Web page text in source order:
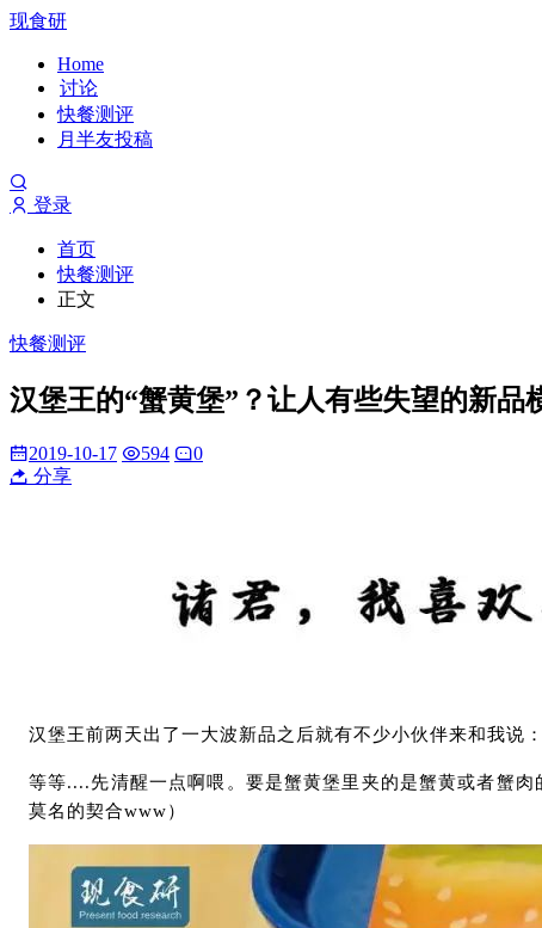
现食研
Home
讨论
快餐测评
月半友投稿
登录
首页
快餐测评
正文
快餐测评
汉堡王的“蟹黄堡”？让人有些失望的新品
2019-10-17 594
0
分享
汉堡王前两天出了一大波新品之后就有不少小伙伴来和我说
等等....先清醒一点啊喂。要是蟹黄堡里夹的是蟹黄或者蟹
莫名的契合www）